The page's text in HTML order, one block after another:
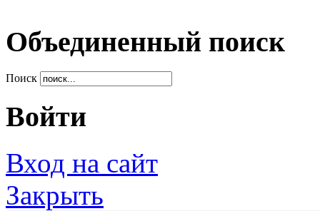
Объединенный поиск
Поиск
Войти
Вход на сайт
Закрыть